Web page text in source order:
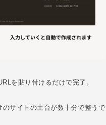
を貼り付けるだけで完了。
サイトの土台が数十分で整うで